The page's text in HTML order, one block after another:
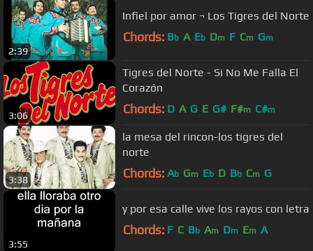
2:39
Infiel por amor ¬ Los Tigres del Norte
Chords: Bb A Eb Dm F Cm Gm
3:06
Tigres del Norte - Si No Me Falla El
Corazón
Chords: D A G E G# F#m C#m
3:38
la mesa del rincon-los tigres del
norte
Chords: Ab Gm Eb D Bb Cm G
3:55
y por esa calle vive los rayos con letra
Chords: F C Bb Am Dm Em A